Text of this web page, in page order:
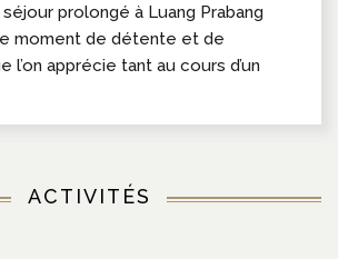
prolongé à Luang Prabang
moment de détente et de
l’on apprécie tant au cours d’un
ACTIVITÉS